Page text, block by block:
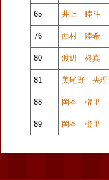
65 井上 睦斗
76 西村 陸希
80 渡辺 柊真
81 美尾野 央理
88 岡本 櫂里
89 岡本 橙里